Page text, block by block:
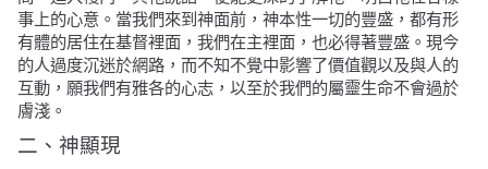
事上的心意。當我們來到神面前，神本性一切的豐盛，都有形
有體的居住在基督裡面，我們在主裡面，也必得著豐盛。現今
的人過度沉迷於網路，而不知不覺中影響了價值觀以及與人的
互動，願我們有雅各的心志，以至於我們的屬靈生命不會過於
膚淺。
二、神顯現